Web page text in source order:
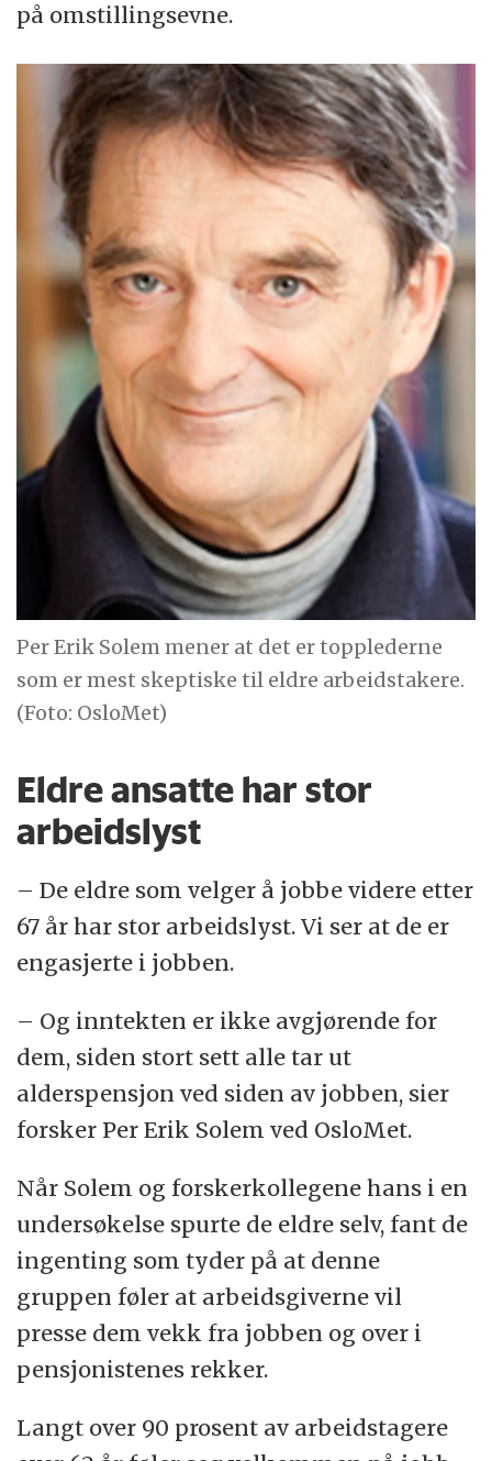
på omstillingsevne.
Per Erik Solem mener at det er topplederne
som er mest skeptiske til eldre arbeidstakere.
(Foto: OsloMet)
Eldre ansatte har stor
arbeidslyst
– De eldre som velger å jobbe videre etter
67 år har stor arbeidslyst. Vi ser at de er
engasjerte i jobben.
– Og inntekten er ikke avgjørende for
dem, siden stort sett alle tar ut
alderspensjon ved siden av jobben, sier
forsker Per Erik Solem ved OsloMet.
Når Solem og forskerkollegene hans i en
undersøkelse spurte de eldre selv, fant de
ingenting som tyder på at denne
gruppen føler at arbeidsgiverne vil
presse dem vekk fra jobben og over i
pensjonistenes rekker.
Langt over 90 prosent av arbeidstagere